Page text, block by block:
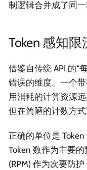
制逻辑合并成了同一
Token 感知
借鉴自传统 API 的“
错误的维度。一个带
用消耗的计算资源
但在简陋的计数方式
正确的单位是 Token
Token 数作为主要
(RPM) 作为次要防